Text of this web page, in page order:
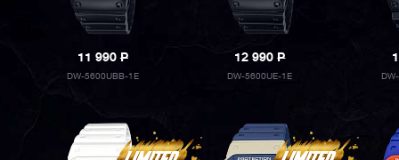
11 990P
DW-5600UBB-1E
12 990P
DW-5600UE-1E